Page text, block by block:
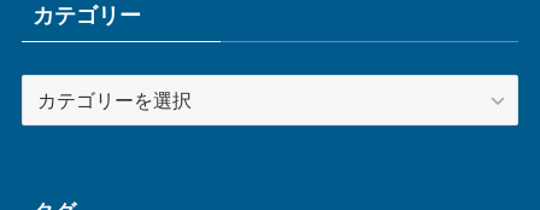
ブカテゴリー
テ